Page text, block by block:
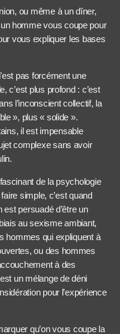
ou même à un dîner,
homme vous coupe pour
vous expliquer les bases
pas forcément une
c’est plus profond : c’est
l’inconscient collectif, la
», plus « solide ».
il est impensable
complexe sans avoir
de la psychologie
simple, c’est quand
persuadé d’être un
au sexisme ambiant,
hommes qui expliquent à
ou des hommes
à des
un mélange de déni
pour l’expérience
qu’on vous coupe la